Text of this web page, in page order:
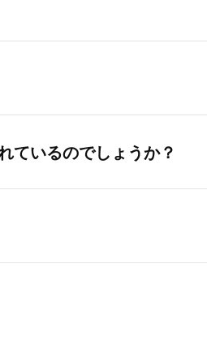
ているのでしょうか？